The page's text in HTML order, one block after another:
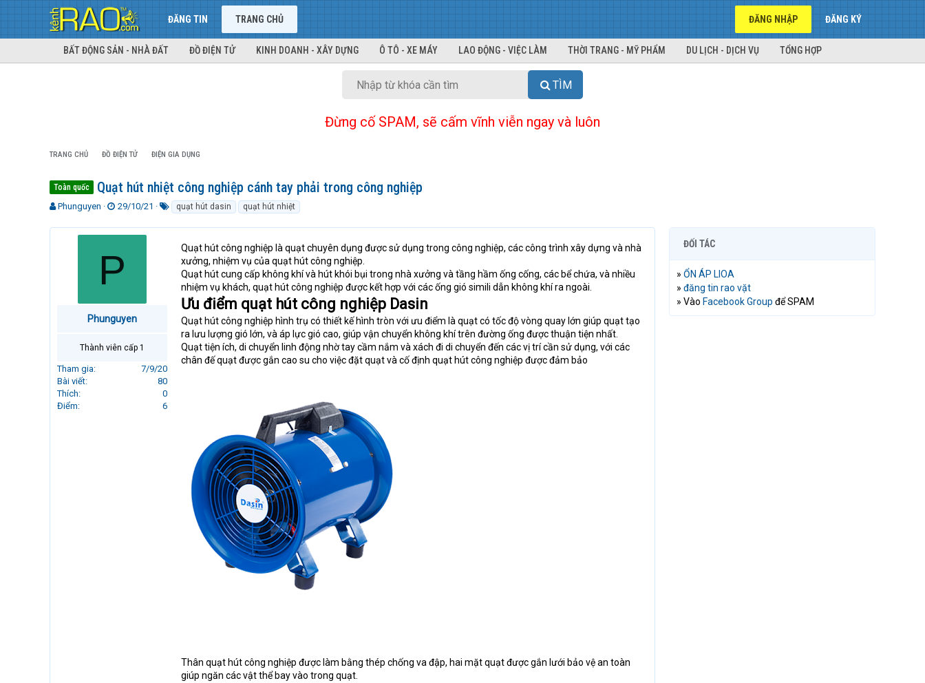
ĐĂNG TIN TRANG CHỦ ĐĂNG NHẬP ĐĂNG KÝ
BẤT ĐỘNG SẢN - NHÀ ĐẤT ĐỒ ĐIỆN TỬ KINH DOANH - XÂY DỰNG Ô TÔ - XE MÁY LAO ĐỘNG - VIỆC LÀM THỜI TRANG - MỸ PHẨM DU LỊCH - DỊCH VỤ TỔNG HỢP
TÌM
Đừng cố SPAM, sẽ cấm vĩnh viễn ngay và luôn
TRANG CHỦ ĐỒ ĐIỆN TỬ ĐIỆN GIA DỤNG
Toàn quốc Quạt hút nhiệt công nghiệp cánh tay phải trong công nghiệp
T
r
Phunguyen
N
à
g
ử
29/10/21
k
quạt hút dasin quạt hút nhiệt
P
Phunguyen
Thành viên cấp 1
Tham gia
7/9/20
Bài viết
80
Thích
0
Điểm
6
Quạt hút công nghiệp là quạt chuyên dụng được sử dụng trong công nghiệp, các công trình xây dựng và nhà
xưởng, nhiệm vụ của quạt hút công nghiệp.
Quạt hút cung cấp không khí và hút khói bụi trong nhà xưởng và tầng hầm ống cống, các bể chứa, và nhiều
nhiệm vụ khách, quạt hút công nghiệp được kết hợp với các ống gió simili dẫn không khí ra ngoài.
Ưu điểm quạt hút công nghiệp Dasin
Quạt hút công nghiệp hình trụ có thiết kế hình tròn với ưu điểm là quạt có tốc độ vòng quay lớn giúp quạt tạo
ra lưu lượng gió lớn, và áp lực gió cao, giúp vận chuyển không khí trên đường ống được thuận tiện nhất.
Quạt tiện ích, di chuyển linh động nhờ tay cầm nắm và xách đi di chuyển đến các vị trí cần sử dụng, với các
chân đế quạt được gắn cao su cho việc đặt quạt và cố định quạt hút công nghiệp được đảm bảo
Thân quạt hút công nghiệp được làm bằng thép chống va đập, hai mặt quạt được gắn lưới bảo vệ an toàn
giúp ngăn các vật thể bay vào trong quạt.
ĐỐI TÁC
» ỔN ÁP LIOA
» đăng tin rao vặt
» Vào Facebook Group để SPAM